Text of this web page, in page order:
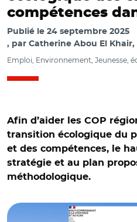
compétences
Publié le 24 septembre 2025
par Catherine Abou El
Emploi, Environnement, Jeunesse,
Afin d’aider les COP
transition écologique du
et des compétences, le
stratégie et au plan
méthodologique.
© Haut-commissariat à la